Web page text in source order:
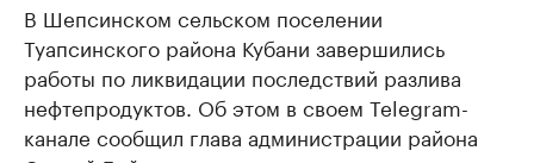
В Шепсинском сельском поселении
Туапсинского района Кубани завершились
работы по ликвидации последствий разлива
нефтепродуктов. Об этом в своем Telegram-
канале сообщил глава администрации района